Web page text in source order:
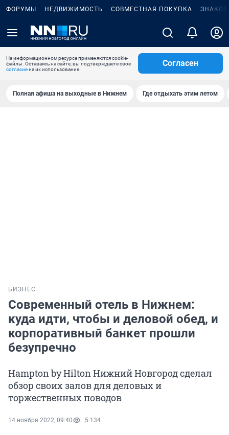
ФОРУМЫ НЕДВИЖИМОСТЬ СОВМЕСТНАЯ ПОКУПКА
На информационном ресурсе применяются cookie-
файлы. Оставаясь на сайте, вы подтверждаете свое
согласиена их использование.
Согласен
Полная афиша на выходные в Нижнем Где отдыхать этим летом
БИЗНЕС
Современный отель в Нижнем:
куда идти, чтобы и деловой обед, и
корпоративный банкет прошли
безупречно
Hampton by Hilton Нижний Новгород сделал
обзор своих залов для деловых и
торжественных поводов
14 ноября 2022, 09:40 5 134